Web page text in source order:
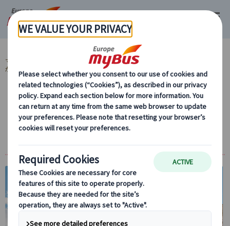
マイバス・ヨーロッパ イタリア (45) ローマ (31)
が最安値！夏旅応援キャンペーン (4)
ローマ食べ歩きグルメツアー｜エスプレッ
ソ・ジェラート・ティラミス体験＋パンテオ
15%
OFF